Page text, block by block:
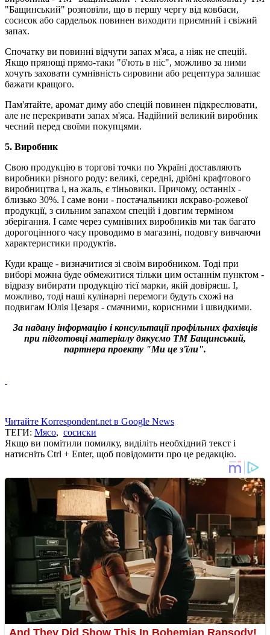
"Бащинський" розповіли, що в першу чергу від ковбаси,
сосисок або сардельок повинен виходити приємний і свіжий
запах.
Спочатку ви повинні відчути запах м'яса, а ніяк не спецій.
Якщо прянощі прямо-таки "б'ють в ніс", можливо за ними
хочуть заховати сумнівність сировини або рецептура залишає
бажати кращого.
Пам'ятайте, аромат диму або спецій повинен підкреслювати,
але не перекривати запах м'яса. Надійний великий виробник
чесний перед своїми покупцями.
5. Виробник
Свою продукцію в торгові точки по Україні доставляють
виробники різного роду: великі, середні, дрібні крафтового
виробництва і, на жаль, є тіньовики. Причому, останніх -
близько 30%. І саме вони - постачальники яскраво-рожевої
продукції, з сильним запахом спецій і довгим терміном
зберігання. І саме через сумнівних виробників ми так багато
дорогоцінного часу проводимо в магазині, подовгу вивчаючи
характеристики продуктів.
Куди краще - визначитися зі своїм виробником. Тоді при
виборі можна буде обмежитися тільки цим останнім пунктом -
відразу вибирати продукцію тієї марки, якій довіряєш. І,
можливо, тоді наші кулінарні перемоги будуть схожі на
подвигам Юлія Цезаря - смачними, корисними і швидкими.
За надану інформацію і консультації профільних фахівців
при підготовці матеріалу дякуємо ТМ Бащинський,
партнера проекту "Ми це з'їли".
Читайте Korrespondent.net в Google News
ТЕГИ: Мясо, сосиски
Якщо ви помітили помилку, виділіть необхідний текст і
натисніть Ctrl + Enter, щоб повідомити про це редакцію.